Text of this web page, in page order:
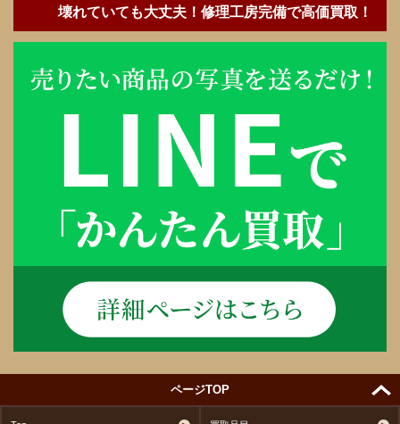
壊れていても大丈夫！修理工房完備で高価買取！
ページTOP